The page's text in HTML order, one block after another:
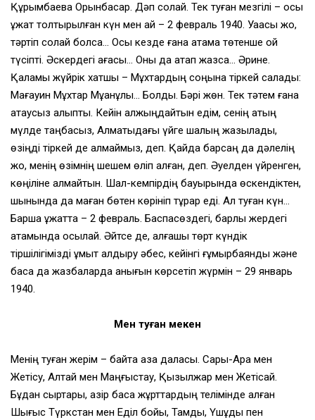
Құрымбаева Орынбасар. Дәп солай. Тек туған мезгілі – осы
құжат толтырылған күн мен ай – 2 февраль 1940. Уақасы жоқ,
тәртіп солай болса… Осы кезде ғана атама төтенше ой
түсіпті. Әскердегі ағасы… Оны да атап жазса… Әрине.
Қаламы жүйрік хатшы – Мұхтардың соңына тіркей салады:
Мағауин Мұхтар Мұқанұлы… Болды. Бәрі жөн. Тек тәтем ғана
атаусыз қалыпты. Кейін қалжыңдайтын едім, сенің атың
мүлде таңбасыз, Алматыдағы үйге шалың жазылады,
өзіңді тіркей де алмаймыз, деп. Қайда барсаң да дәлелің
жоқ, менің өзімнің шешем өліп қалған, деп. Әуелден үйренген,
көңіліне алмайтын. Шал-кемпірдің бауырында өскендіктен,
шынында да маған бөтен көрініп тұрар еді. Ал туған күн…
Барша құжатта – 2 февраль. Баспасөздегі, барлық жердегі
атамында осылай. Әйтсе де, алғашқы төрт күндік
тіршілігімізді ұмыт қалдыру әбес, кейінгі ғұмырбаяндық және
басқа да жазбаларда анығын көрсетіп жүрмін – 29 январь
1940.
Мен туған мекен
Менің туған жерім – байтақ қазақ даласы. Сары-Арқа мен
Жетісу, Алтай мен Маңғыстау, Қызылжар мен Жетісай.
Бұдан сыртқары, қазір басқа жұрттардың телімінде қалған
Шығыс Түркстан мен Еділ бойы, Тамды, Үшқұдық пен